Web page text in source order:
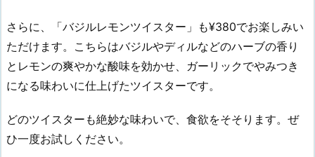
さらに、「バジルレモンツイスター」も¥380でお楽しみい
ただけます。こちらはバジルやディルなどのハーブの香り
とレモンの爽やかな酸味を効かせ、ガーリックでやみつき
になる味わいに仕上げたツイスターです。
どのツイスターも絶妙な味わいで、食欲をそそります。ぜ
ひ一度お試しください。